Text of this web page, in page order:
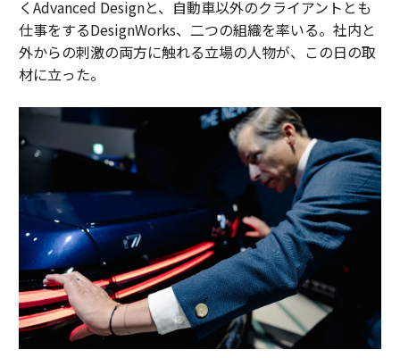
くAdvanced Designと、自動車以外のクライアントとも
仕事をするDesignWorks、二つの組織を率いる。社内と
外からの刺激の両方に触れる立場の人物が、この日の取
材に立った。